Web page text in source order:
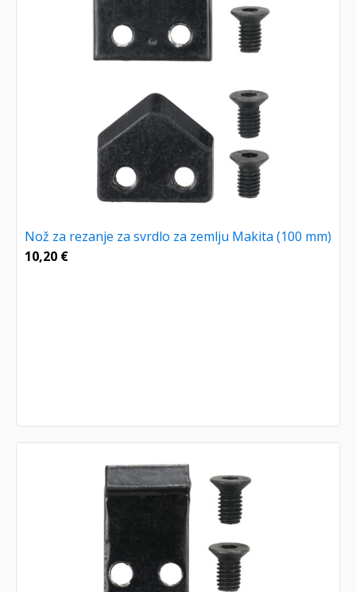
Nož za rezanje za svrdlo za zemlju Makita (100 mm)
10,20 €